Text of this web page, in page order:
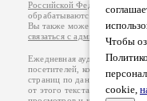
Чтобы
cookie,
Российской Федерации
обрабатываются на
Вы также можете
связаться с администрацией
Ежедневная аудитория
посетителей, которые в
страниц по данным
от этого текста. В каждой